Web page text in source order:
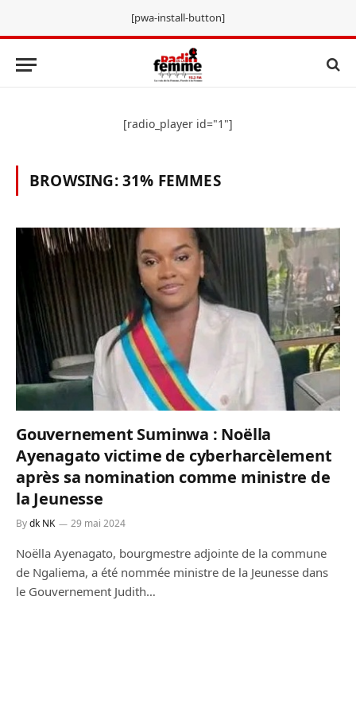
[pwa-install-button]
[radio_player id="1"]
BROWSING:31% FEMMES
Gouvernement Suminwa : Noëlla
Ayenagato victime de cyberharcèlement
après sa nomination comme ministre de
la Jeunesse
Bydk NK 29 mai 2024
Noëlla Ayenagato, bourgmestre adjointe de la commune
de Ngaliema, a été nommée ministre de la Jeunesse dans
le Gouvernement Judith…